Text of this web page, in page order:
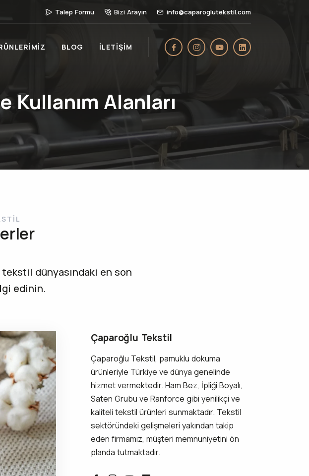
Talep Formu Bizi Arayın info@caparoglutekstil.com
BLOG İLETIŞIM
Kullanım Alanları
dünyasındaki en son
edinin.
Çaparoğlu Tekstil
Çaparoğlu Tekstil, pamuklu dokuma
ürünleriyle Türkiye ve dünya genelinde
hizmet vermektedir. Ham Bez, İpliği Boyalı,
Saten Grubu ve Ranforce gibi yenilikçi ve
kaliteli tekstil ürünleri sunmaktadır. Tekstil
sektöründeki gelişmeleri yakından takip
eden firmamız, müşteri memnuniyetini ön
planda tutmaktadır.